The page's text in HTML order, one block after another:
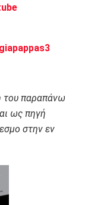
του παραπάνω
ως πηγή
στην εν